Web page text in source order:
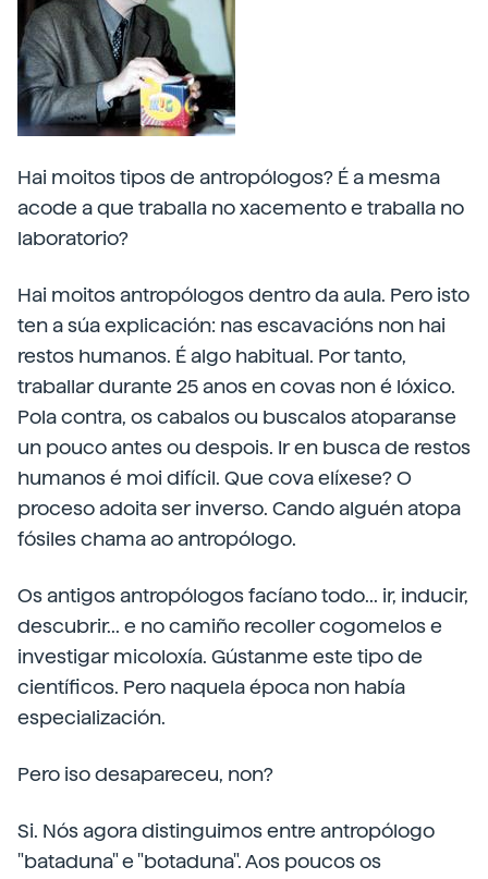
Hai moitos tipos de antropólogos? É a mesma
acode a que traballa no xacemento e traballa no
laboratorio?
Hai moitos antropólogos dentro da aula. Pero isto
ten a súa explicación: nas escavacións non hai
restos humanos. É algo habitual. Por tanto,
traballar durante 25 anos en covas non é lóxico.
Pola contra, os cabalos ou buscalos atoparanse
un pouco antes ou despois. Ir en busca de restos
humanos é moi difícil. Que cova elíxese? O
proceso adoita ser inverso. Cando alguén atopa
fósiles chama ao antropólogo.
Os antigos antropólogos facíano todo... ir, inducir,
descubrir... e no camiño recoller cogomelos e
investigar micoloxía. Gústanme este tipo de
científicos. Pero naquela época non había
especialización.
Pero iso desapareceu, non?
Si. Nós agora distinguimos entre antropólogo
"bataduna" e "botaduna". Aos poucos os